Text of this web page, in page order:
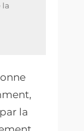
la
la